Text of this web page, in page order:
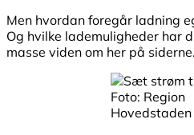
Men hvordan foregår ladning
Og hvilke lademuligheder har
masse viden om her på siderne.
Foto: Region
Hovedstaden